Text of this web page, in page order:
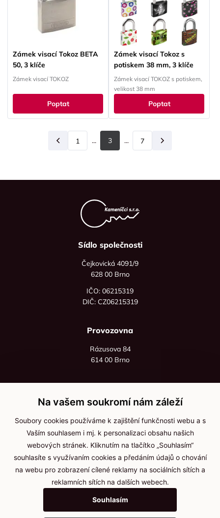
Zámek visací Tokoz BETA
50, 3 klíče
Zámek visací TOKOZ
Poptat
Zámek visací Tokoz s
potiskem 38 mm, 3 klíče
Zámek visací TOKOZ s potiskem,
velikost 38 mm
Poptat
Předchozí
1 ... 3 ... 7
Sídlo společnosti
Čejkovická 4091/9
628 00 Brno
IČO: 06215319
DIČ: CZ06215319
Provozovna
Rázusova 84
614 00 Brno
+420 736 535 066
Po - pá: 8:00 - 16:00
info@jma-kam.cz
Důležité informace
Ochrana osobních údajů
Cookies
Na vašem soukromí nám záleží
Soubory cookies používáme k zajištění funkčnosti webu a s
Vaším souhlasem i mj. k personalizaci obsahu našich
webových stránek. Kliknutím na tlačítko „Souhlasím“
souhlasíte s využívaním cookies a předáním údajů o chování
na webu pro zobrazení cílené reklamy na sociálních sítích a
reklamních sítích na dalších webech.
Souhlasím